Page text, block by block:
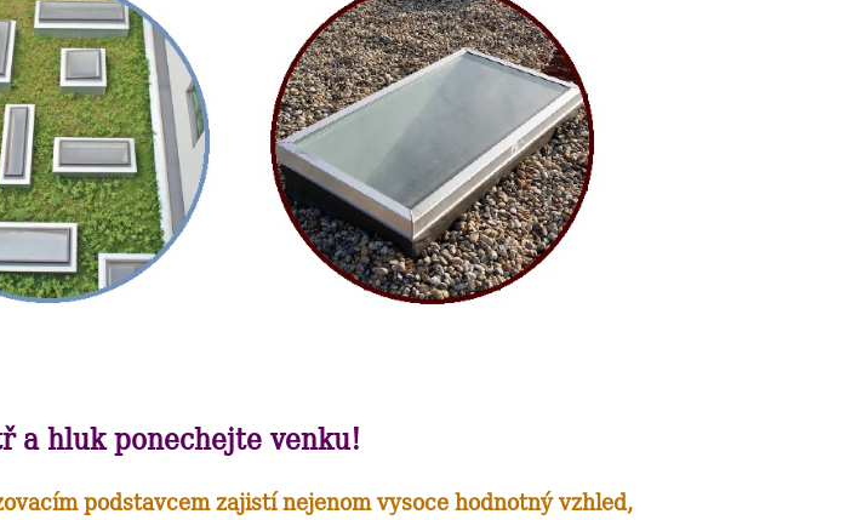
a hluk ponechejte venku!
podstavcem zajistí nejenom vysoce hodnotný vzhled,